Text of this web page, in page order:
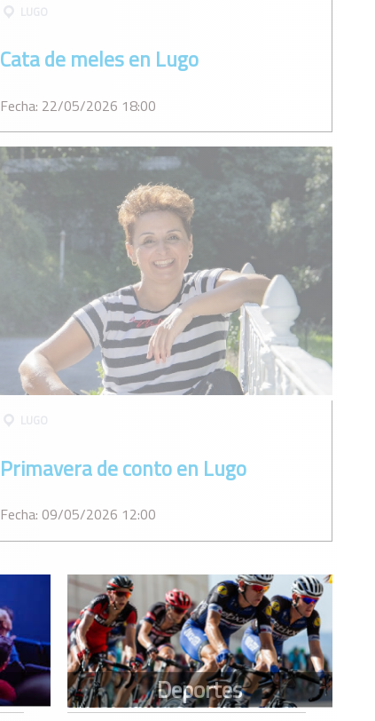
LUGO
Cata de meles en Lugo
Fecha: 22/05/2026 18:00
LUGO
Primavera de conto en Lugo
Fecha: 09/05/2026 12:00